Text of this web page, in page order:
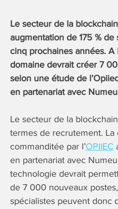
Le secteur de la
augmentation de 175 %
cinq prochaines années. A
domaine devrait créer 7
selon une étude de
en partenariat avec
Le secteur de la
termes de recrutement.
commanditée par l’OPIIEC
en partenariat avec
technologie devrait
de 7 000 nouveaux
spécialistes peuvent donc